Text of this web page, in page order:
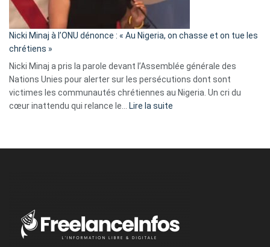
parle
ses
tripes »
Nicki Minaj à l’ONU dénonce : « Au Nigeria, on chasse et on tue les
chrétiens »
Nicki Minaj a pris la parole devant l’Assemblée générale des
Nations Unies pour alerter sur les persécutions dont sont
victimes les communautés chrétiennes au Nigeria. Un cri du
cœur inattendu qui relance le… Lire la suite
Nigeria,